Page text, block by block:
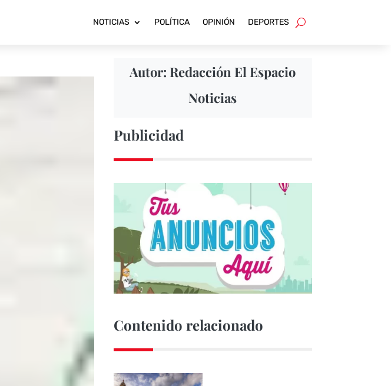
NOTICIAS POLÍTICA OPINIÓN DEPORTES
Autor: Redacción El Espacio
Noticias
Publicidad
Contenido relacionado